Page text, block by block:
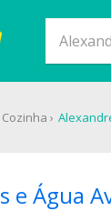
e Água